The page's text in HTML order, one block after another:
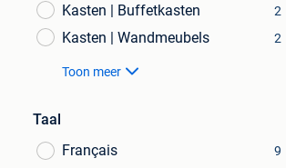
Kasten | Buffetkasten 2
Kasten | Wandmeubels 2
Toon meer
Taal
Français
9